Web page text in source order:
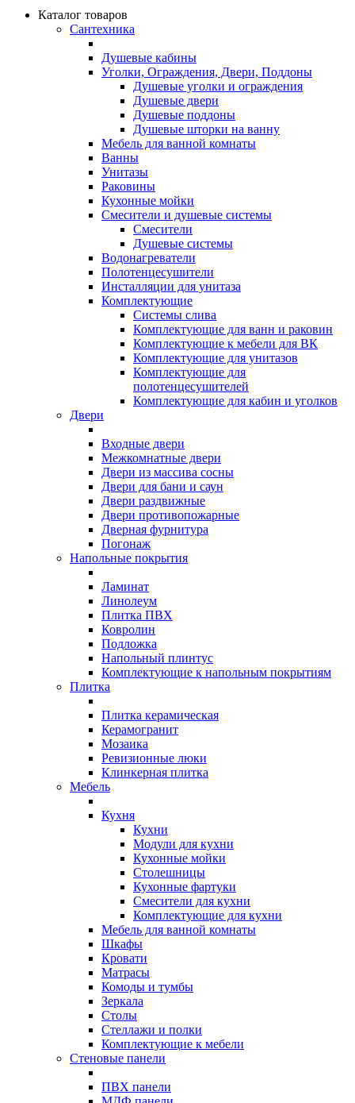
Каталог товаров
Сантехника
Душевые кабины
Уголки, Ограждения, Двери, Поддоны
Душевые уголки и ограждения
Душевые двери
Душевые поддоны
Душевые шторки на ванну
Мебель для ванной комнаты
Ванны
Унитазы
Раковины
Кухонные мойки
Смесители и душевые системы
Смесители
Душевые системы
Водонагреватели
Полотенцесушители
Инсталляции для унитаза
Комплектующие
Системы слива
Комплектующие для ванн и раковин
Комплектующие к мебели для ВК
Комплектующие для унитазов
Комплектующие для
полотенцесушителей
Комплектующие для кабин и уголков
Двери
Входные двери
Межкомнатные двери
Двери из массива сосны
Двери для бани и саун
Двери раздвижные
Двери противопожарные
Дверная фурнитура
Погонаж
Напольные покрытия
Ламинат
Линолеум
Плитка ПВХ
Ковролин
Подложка
Напольный плинтус
Комплектующие к напольным покрытиям
Плитка
Плитка керамическая
Керамогранит
Мозаика
Ревизионные люки
Клинкерная плитка
Мебель
Кухня
Кухни
Модули для кухни
Кухонные мойки
Столешницы
Кухонные фартуки
Смесители для кухни
Комплектующие для кухни
Мебель для ванной комнаты
Шкафы
Кровати
Матрасы
Комоды и тумбы
Зеркала
Столы
Стеллажи и полки
Комплектующие к мебели
Стеновые панели
ПВХ панели